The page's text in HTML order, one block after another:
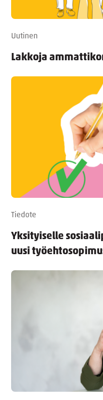
Uutinen
Lakkoja
Tiedote
Yksityiselle
uusi